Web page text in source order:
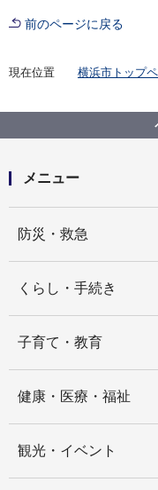
前のページに戻る
現在位置 横浜市トップ
北方小学校児
メニュー
防災・救急
くらし・手続き
子育て・教育
健康・医療・福祉
観光・イベント